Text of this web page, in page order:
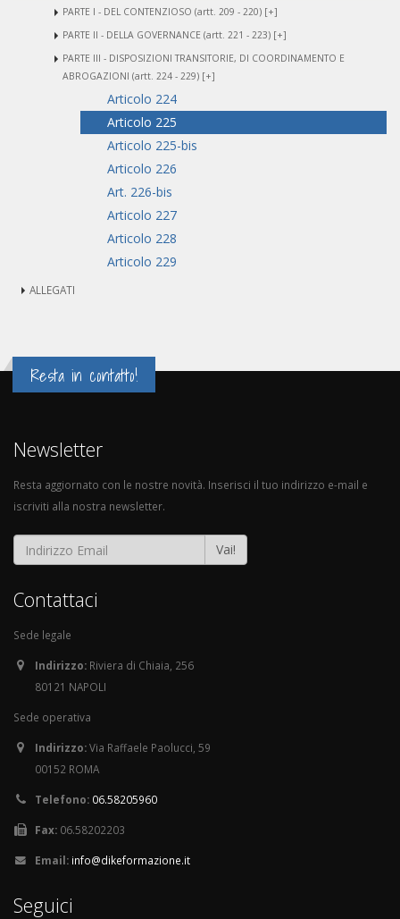
PARTE I - DEL CONTENZIOSO (artt. 209 - 220) [+]
PARTE II - DELLA GOVERNANCE (artt. 221 - 223) [+]
PARTE III - DISPOSIZIONI TRANSITORIE, DI COORDINAMENTO E
ABROGAZIONI (artt. 224 - 229) [+]
Articolo 224
Articolo 225
Articolo 225-bis
Articolo 226
Art. 226-bis
Articolo 227
Articolo 228
Articolo 229
ALLEGATI
Resta in contatto!
Newsletter
Resta aggiornato con le nostre novità. Inserisci il tuo indirizzo e-mail e
iscriviti alla nostra newsletter.
Vai!
Contattaci
Sede legale
Indirizzo: Riviera di Chiaia, 256
80121 NAPOLI
Sede operativa
Indirizzo:Via Raffaele Paolucci, 59
00152 ROMA
Telefono: 06.58205960
Fax: 06.58202203
Email: info@dikeformazione.it
Seguici